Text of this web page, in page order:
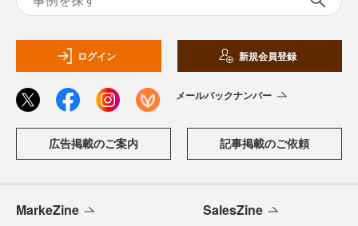
ログイン 新規会員登録
メールバックナンバー
広告掲載のご案内 記事掲載のご依頼
MarkeZine SalesZine